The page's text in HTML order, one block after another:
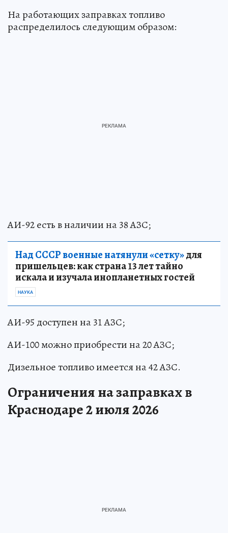
На работающих заправках топливо
распределилось следующим образом:
АИ-92 есть в наличии на 38 АЗС;
Над СССР военные натянули «сетку»для
пришельцев: как страна 13 лет тайно
искала и изучала инопланетных гостей
НАУКА
АИ-95 доступен на 31 АЗС;
АИ-100 можно приобрести на 20 АЗС;
Дизельное топливо имеется на 42 АЗС.
Ограничения на заправках в
Краснодаре 2 июля 2026